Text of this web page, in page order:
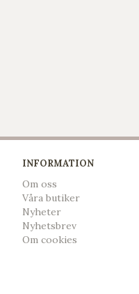
INFORMATION
Om oss
Våra butiker
Nyheter
Nyhetsbrev
Om cookies